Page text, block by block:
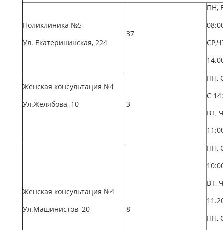
Поликлиника №5
Ул. Екатерининская, 224
37
ПН,
Женская консультация №1
Ул.Желябова, 10
3
ПН,
С
ВТ,
Женская консультация №4
Ул.Машинистов, 20
8
ПН,
ВТ,
ПН,